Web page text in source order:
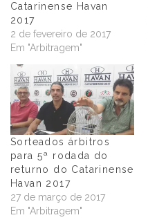
Catarinense Havan
2017
2 de fevereiro de 2017
Em "Arbitragem"
Sorteados árbitros
para 5ª rodada do
returno do Catarinense
Havan 2017
27 de março de 2017
Em "Arbitragem"